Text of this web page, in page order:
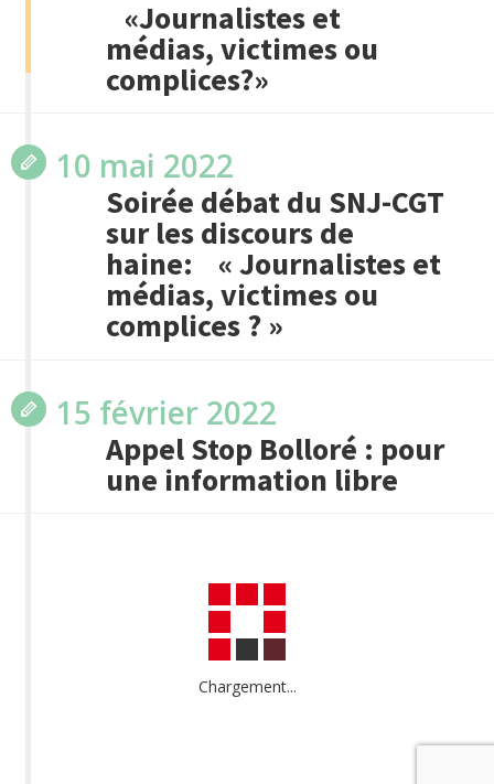
«Journalistes et
médias, victimes ou
complices?»
10 mai 2022
Soirée débat du SNJ-CGT
sur les discours de
haine: « Journalistes et
médias, victimes ou
complices ? »
15 février 2022
Appel Stop Bolloré : pour
une information libre
Chargement...